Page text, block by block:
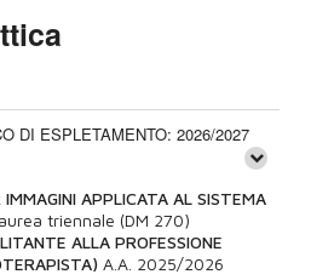
DI ESPLETAMENTO: 2026/2027
IMMAGINI APPLICATA AL SISTEMA
triennale (DM 270)
ALLA PROFESSIONE
A.A. 2025/2026